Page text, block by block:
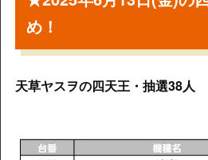
め！
天草ヤスヲの四天王・抽選38人